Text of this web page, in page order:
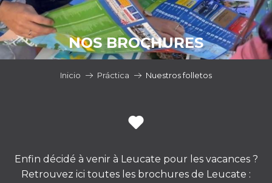
NOS BROCHURES
Inicio Práctica Nuestros folletos
Enfin décidé à venir à Leucate pour les vacances ?
Retrouvez ici toutes les brochures de Leucate :